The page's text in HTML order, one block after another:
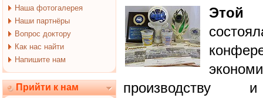
Наша фотогалерея
Наши партнёры
Вопрос доктору
Как нас найти
Напишите нам
Прийти к нам
Этой
производству